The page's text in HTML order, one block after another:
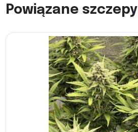
Powiązane szczepy